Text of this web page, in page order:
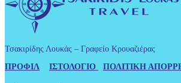
Τσακιρίδης Λουκάς – Γραφείο Κρουαζιέρας
ΠΡΟΦΙΛ
ΙΣΤΟΛΟΓΙΟ ΠΟΛΙΤΙΚΗ